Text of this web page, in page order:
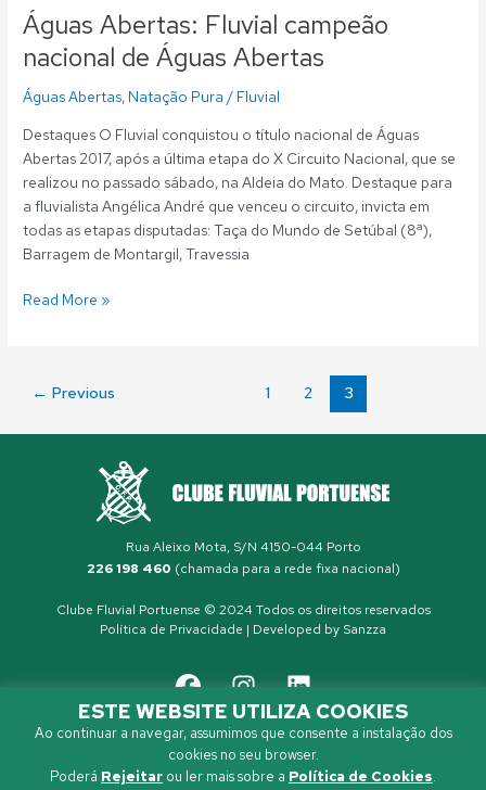
Águas Abertas: Fluvial campeão
nacional de Águas Abertas
Águas Abertas, Natação Pura / Fluvial
Destaques O Fluvial conquistou o título nacional de Águas
Abertas 2017, após a última etapa do X Circuito Nacional, que se
realizou no passado sábado, na Aldeia do Mato. Destaque para
a fluvialista Angélica André que venceu o circuito, invicta em
todas as etapas disputadas: Taça do Mundo de Setúbal (8ª),
Barragem de Montargil, Travessia
Read More »
← Previous 1 2 3
Rua Aleixo Mota, S/N 4150-044 Porto
226 198 460 (chamada para a rede fixa nacional)
Clube Fluvial Portuense © 2024 Todos os direitos reservados
Política de Privacidade | Developed by Sanzza
ESTE WEBSITE UTILIZA COOKIES
Ao continuar a navegar, assumimos que consente a instalação dos
cookies no seu browser.
Poderá Rejeitar ou ler mais sobre a Política de Cookies.